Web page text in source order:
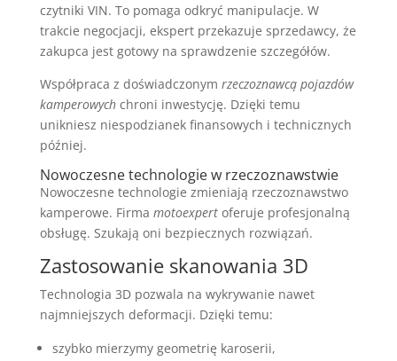
czytniki VIN. To pomaga odkryć manipulacje. W
trakcie negocjacji, ekspert przekazuje sprzedawcy, że
zakupca jest gotowy na sprawdzenie szczegółów.
Współpraca z doświadczonym rzeczoznawcą pojazdów
kamperowychchroni inwestycję. Dzięki temu
unikniesz niespodzianek finansowych i technicznych
później.
Nowoczesne technologie w rzeczoznawstwie
Nowoczesne technologie zmieniają rzeczoznawstwo
kamperowe. Firma motoexpertoferuje profesjonalną
obsługę. Szukają oni bezpiecznych rozwiązań.
Zastosowanie skanowania 3D
Technologia 3D pozwala na wykrywanie nawet
najmniejszych deformacji. Dzięki temu:
szybko mierzymy geometrię karoserii,